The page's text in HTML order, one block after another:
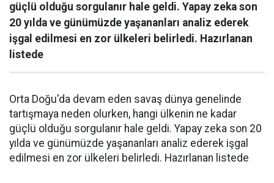
güçlü olduğu sorgulanır hale geldi. Yapay zeka son
20 yılda ve günümüzde yaşananları analiz ederek
işgal edilmesi en zor ülkeleri belirledi. Hazırlanan
listede
Orta Doğu'da devam eden savaş dünya genelinde
tartışmaya neden olurken, hangi ülkenin ne kadar
güçlü olduğu sorgulanır hale geldi. Yapay zeka son 20
yılda ve günümüzde yaşananları analiz ederek işgal
edilmesi en zor ülkeleri belirledi. Hazırlanan listede